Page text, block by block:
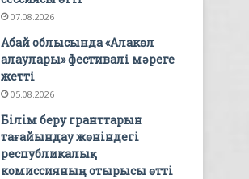
07.08.2026
Абай облысында «Алакөл
алаулары» фестивалі мәреге
жетті
05.08.2026
Білім беру гранттарын
тағайындау жөніндегі
республикалық
комиссияның отырысы өтті